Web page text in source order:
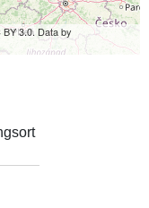
3.0. Data by